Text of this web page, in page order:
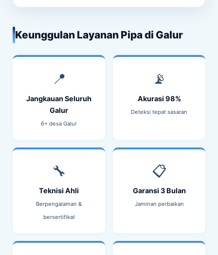
Keunggulan Layanan Pipa di Galur
📍
Jangkauan Seluruh
Galur
6+ desa Galur
📡
Akurasi 98%
Deteksi tepat sasaran
🔧
Teknisi Ahli
Berpengalaman &
bersertifikat
📋
Garansi 3 Bulan
Jaminan perbaikan